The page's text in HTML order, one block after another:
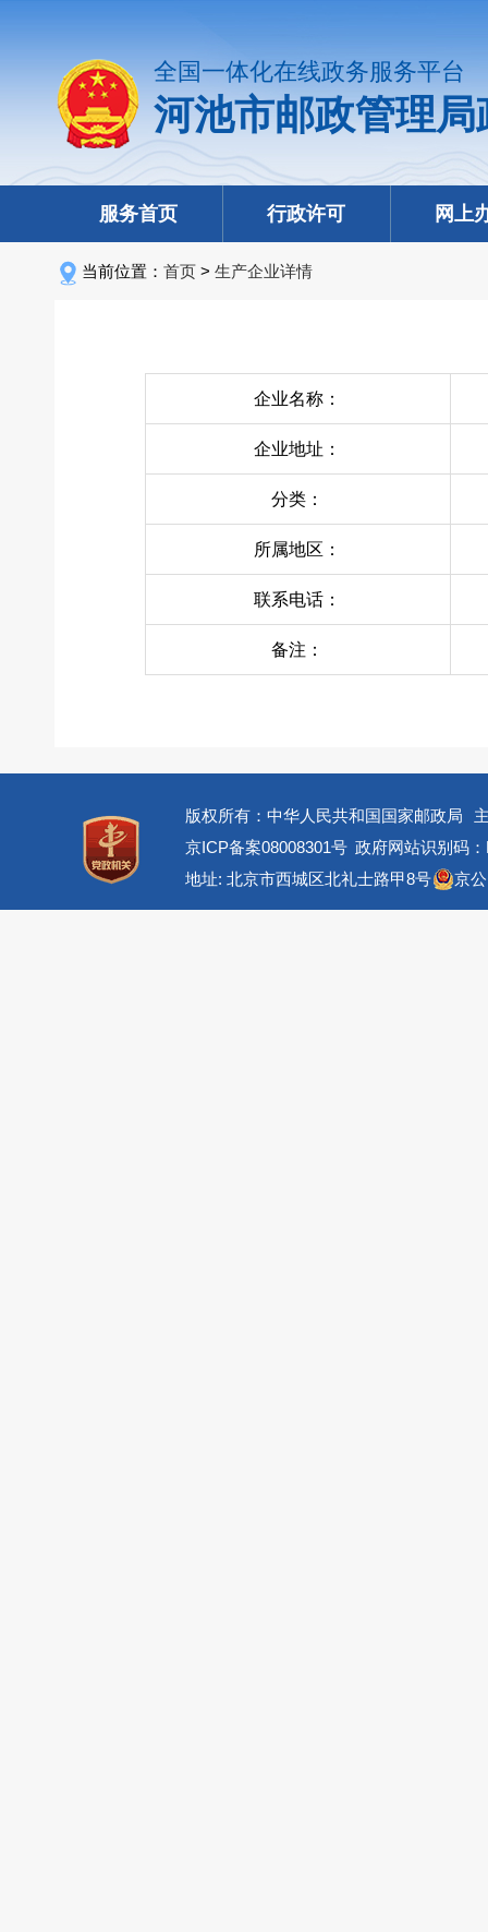
全国一体化在线政务服务平台
河池市邮政管理
服务首页 行政许可 网上
当前位置： 首页 > 生产企业详情
企业名称：
企业地址：
分类：
所属地区：
联系电话：
备注：
版权所有：中华人民共和国国家邮政局
京ICP备案08008301号 政府网站识别码
地址: 北京市西城区北礼士路甲8号
京